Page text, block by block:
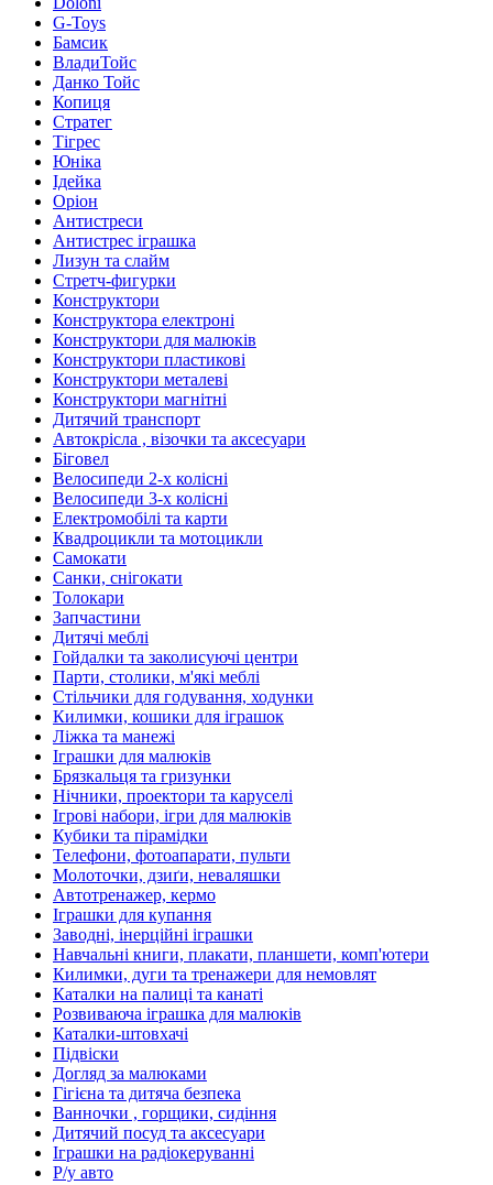
G-Toys
Бамсик
ВладиТойс
Данко Тойс
Копиця
Стратег
Тігрес
Юніка
Ідейка
Оріон
Антистреси
Антистрес іграшка
Лизун та слайм
Стретч-фигурки
Конструктори
Конструктора електроні
Конструктори для малюків
Конструктори пластикові
Конструктори металеві
Конструктори магнітні
Дитячий транспорт
Автокрісла , візочки та аксесуари
Біговел
Велосипеди 2-х колісні
Велосипеди 3-х колісні
Електромобілі та карти
Квадроцикли та мотоцикли
Самокати
Санки, снігокати
Толокари
Запчастини
Дитячі меблі
Гойдалки та заколисуючі центри
Парти, столики, м'які меблі
Стільчики для годування, ходунки
Килимки, кошики для іграшок
Ліжка та манежі
Іграшки для малюків
Брязкальця та гризунки
Нічники, проектори та каруселі
Ігрові набори, ігри для малюків
Кубики та пірамідки
Телефони, фотоапарати, пульти
Молоточки, дзиґи, неваляшки
Автотренажер, кермо
Іграшки для купання
Заводні, інерційні іграшки
Навчальні книги, плакати, планшети, комп'ютери
Килимки, дуги та тренажери для немовлят
Каталки на палиці та канаті
Розвиваюча іграшка для малюків
Каталки-штовхачі
Підвіски
Догляд за малюками
Гігієна та дитяча безпека
Ванночки , горщики, сидіння
Дитячий посуд та аксесуари
Іграшки на радіокеруванні
Р/у авто